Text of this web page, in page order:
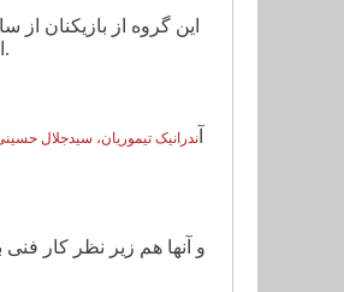
این گروه، در ساعت 10:30 گروه دوم بازیکنان که شامل 12 بازیکن دیگر می شد، به سالن آمدند.
ندرانیک تیموریان، سیدجلال
و آنها هم زیر نظر کار